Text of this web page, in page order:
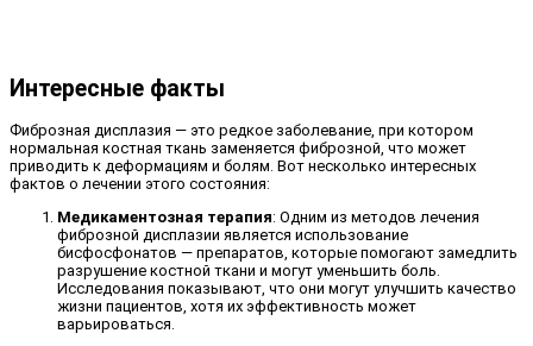
Интересные факты
Фиброзная дисплазия — это редкое заболевание, при котором
нормальная костная ткань заменяется фиброзной, что может
приводить к деформациям и болям. Вот несколько интересных
фактов о лечении этого состояния:
Медикаментозная терапия: Одним из методов лечения
фиброзной дисплазии является использование
бисфосфонатов — препаратов, которые помогают замедлить
разрушение костной ткани и могут уменьшить боль.
Исследования показывают, что они могут улучшить качество
жизни пациентов, хотя их эффективность может
варьироваться.